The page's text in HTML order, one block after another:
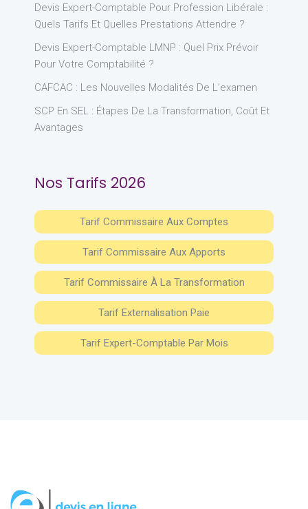
Devis Expert-Comptable Pour Profession Libérale :
Quels Tarifs Et Quelles Prestations Attendre ?
Devis Expert-Comptable LMNP : Quel Prix Prévoir
Pour Votre Comptabilité ?
CAFCAC : Les Nouvelles Modalités De L’examen
SCP En SEL : Étapes De La Transformation, Coût Et
Avantages
Nos Tarifs 2026
Tarif Commissaire Aux Comptes
Tarif Commissaire Aux Apports
Tarif Commissaire À La Transformation
Tarif Externalisation Paie
Tarif Expert-Comptable Par Mois